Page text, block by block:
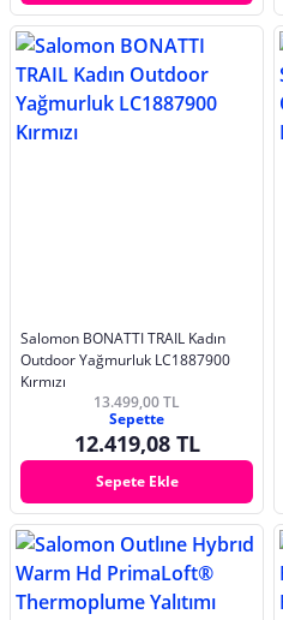
Salomon BONATTI TRAIL Kadın
Outdoor Yağmurluk LC1887900
Kırmızı
13.499,00 TL
Sepette
12.419,08 TL
Sepete Ekle